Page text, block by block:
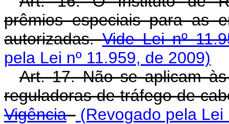
prêmios especiais para as
autorizadas.Vide Lei nº
pela Lei nº 11.959, de 2009)
Art. 17. Não se aplicam
reguladoras de tráfego de
Vigência
(Revogado pela Lei